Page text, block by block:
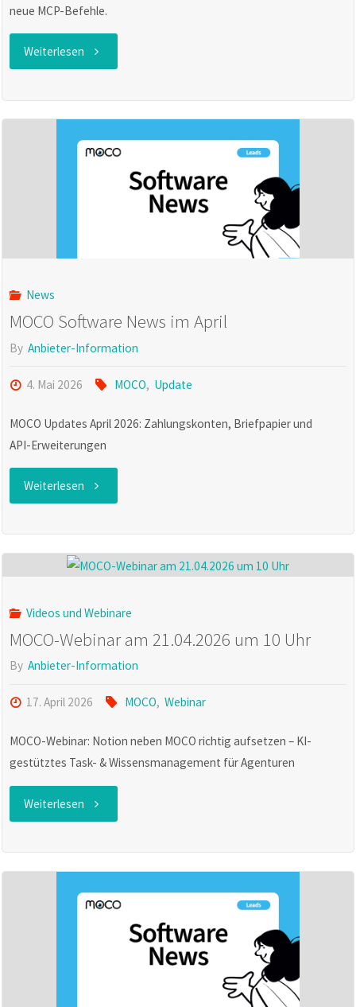
neue MCP-Befehle.
Weiterlesen "MOCO
News
im
News
MOCO Software News im April
By Anbieter-Information
4. Mai 2026 MOCO, Update
MOCO Updates April 2026: Zahlungskonten, Briefpapier und
API-Erweiterungen
Weiterlesen "MOCO
News
Videos und Webinare
MOCO-Webinar am 21.04.2026 um 10 Uhr
By Anbieter-Information
17. April 2026 MOCO, Webinar
MOCO-Webinar: Notion neben MOCO richtig aufsetzen – KI-
gestütztes Task- & Wissensmanagement für Agenturen
Weiterlesen "MOCO-
am
21.04.2026